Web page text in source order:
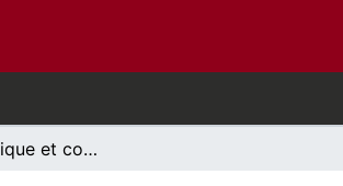
Une étude critique et comparative du Canadian Intelligence Examination